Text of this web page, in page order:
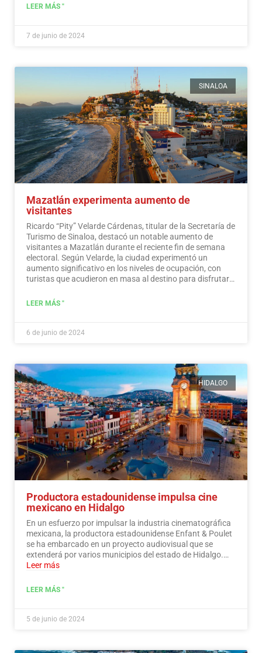
LEER MÁS "
7 de junio de 2024
SINALOA
Mazatlán experimenta aumento de
visitantes
Ricardo “Pity” Velarde Cárdenas, titular de la Secretaría de
Turismo de Sinaloa, destacó un notable aumento de
visitantes a Mazatlán durante el reciente fin de semana
electoral. Según Velarde, la ciudad experimentó un
aumento significativo en los niveles de ocupación, con
turistas que acudieron en masa al destino para disfrutar
responsabilidad hacia la participación en el proceso
LEER MÁS "
6 de junio de 2024
HIDALGO
Productora estadounidense impulsa cine
mexicano en Hidalgo
En un esfuerzo por impulsar la industria cinematográfica
mexicana, la productora estadounidense Enfant & Poulet
se ha embarcado en un proyecto audiovisual que se
extenderá por varios municipios del estado de Hidalgo.…
Leer más
LEER MÁS "
5 de junio de 2024